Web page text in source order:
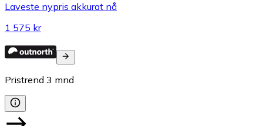
Laveste nypris akkurat nå
1 575 kr
Pristrend 3 mnd